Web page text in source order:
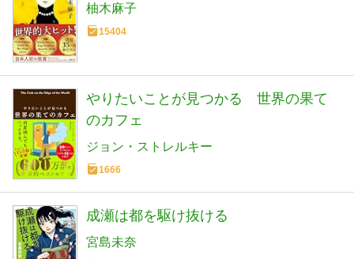
柚木麻子
15404
やりたいことが見つかる 世界の果て
のカフェ
ジョン・ストレルキー
1666
成瀬は都を駆け抜ける
宮島未奈